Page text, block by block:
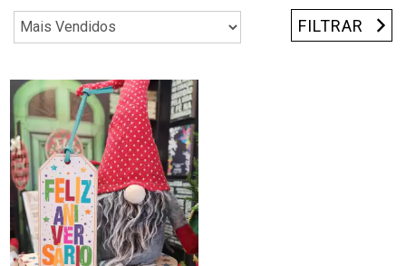
FILTRAR